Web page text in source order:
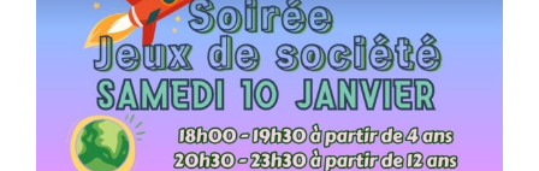
Calendrier 2025-2026
Nous connaître